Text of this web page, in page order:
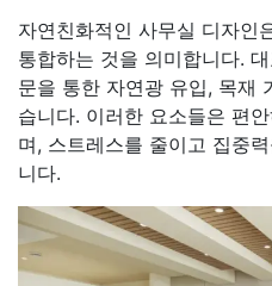
자연친화적인 사무실 디자인
통합하는 것을 의미합니다.
문을 통한 자연광 유입, 목재
습니다. 이러한 요소들은 편
며, 스트레스를 줄이고 집중
니다.